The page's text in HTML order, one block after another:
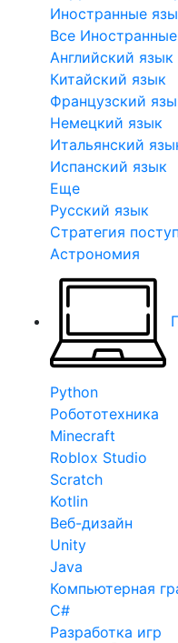
Иностранные
Все
Английский язык
Китайский язык
Французский
Немецкий язык
Итальянский
Испанский язык
Еще
Русский язык
Стратегия
Астрономия
Python
Робототехника
Minecraft
Roblox Studio
Scratch
Kotlin
Веб-дизайн
Unity
Java
Компьютерная
C#
Разработка игр